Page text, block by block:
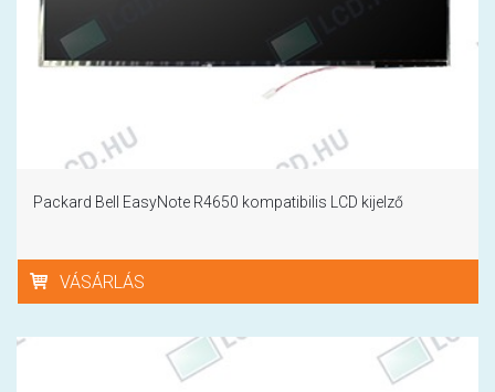
Packard Bell EasyNote R4650 kompatibilis LCD kijelző
VÁSÁRLÁS